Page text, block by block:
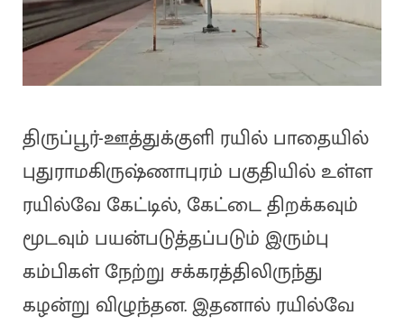
திருப்பூர்-ஊத்துக்குளி ரயில் பாதையில்
புதுராமகிருஷ்ணாபுரம் பகுதியில் உள்ள
ரயில்வே கேட்டில், கேட்டை திறக்கவும்
மூடவும் பயன்படுத்தப்படும் இரும்பு
கம்பிகள் நேற்று சக்கரத்திலிருந்து
கழன்று விழுந்தன. இதனால் ரயில்வே